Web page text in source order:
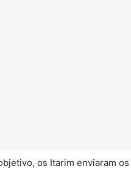
os Itarim enviaram os